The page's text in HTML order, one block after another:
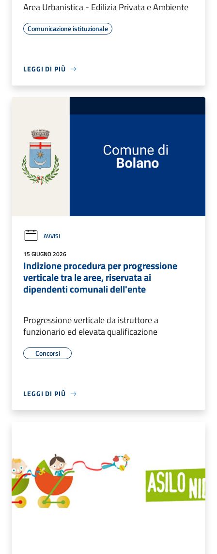
Area Urbanistica - Edilizia Privata e Ambiente
Comunicazione istituzionale
LEGGI DI PIÙ
AVVISI
15 GIUGNO 2026
Indizione procedura per progressione
verticale tra le aree, riservata ai
dipendenti comunali dell'ente
Progressione verticale da istruttore a
funzionario ed elevata qualificazione
Concorsi
LEGGI DI PIÙ